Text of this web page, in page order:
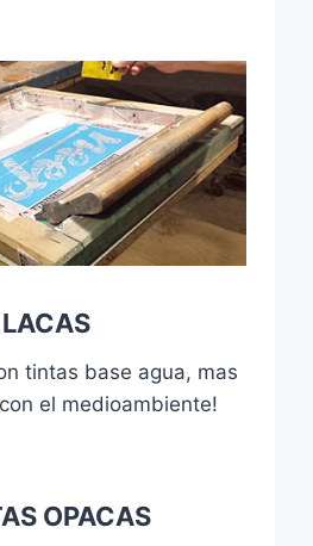
LACAS
tintas base agua, mas
el medioambiente!
OPACAS